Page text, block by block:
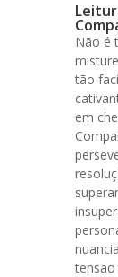
Não é
tão
em